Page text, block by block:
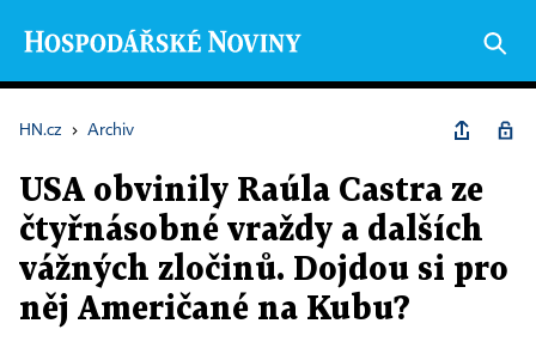
HN.cz › Archiv
USA obvinily Raúla Castra ze
čtyřnásobné vraždy a dalších
vážných zločinů. Dojdou si pro
něj Američané na Kubu?